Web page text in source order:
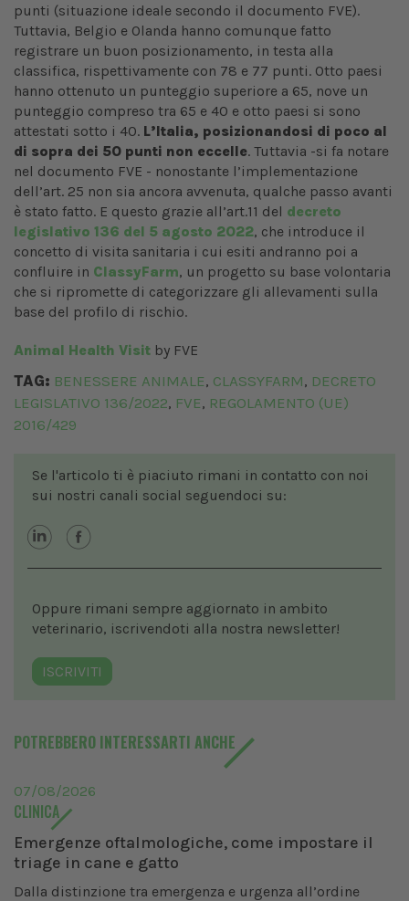
punti (situazione ideale secondo il documento FVE).
Tuttavia, Belgio e Olanda hanno comunque fatto
registrare un buon posizionamento, in testa alla
classifica, rispettivamente con 78 e 77 punti. Otto paesi
hanno ottenuto un punteggio superiore a 65, nove un
punteggio compreso tra 65 e 40 e otto paesi si sono
attestati sotto i 40. L’Italia, posizionandosi di poco al
di sopra dei 50 punti non eccelle. Tuttavia -si fa notare
nel documento FVE - nonostante l’implementazione
dell’art. 25 non sia ancora avvenuta, qualche passo avanti
è stato fatto. E questo grazie all’art.11 del decreto
legislativo 136 del 5 agosto 2022, che introduce il
concetto di visita sanitaria i cui esiti andranno poi a
confluire in ClassyFarm, un progetto su base volontaria
che si ripromette di categorizzare gli allevamenti sulla
base del profilo di rischio.
Animal Health Visit by FVE
TAG: BENESSERE ANIMALE, CLASSYFARM, DECRETO
LEGISLATIVO 136/2022, FVE, REGOLAMENTO (UE)
2016/429
Se l'articolo ti è piaciuto rimani in contatto con noi
sui nostri canali social seguendoci su:
Oppure rimani sempre aggiornato in ambito
veterinario, iscrivendoti alla nostra newsletter!
ISCRIVITI
POTREBBERO INTERESSARTI ANCHE
07/08/2026
CLINICA
Emergenze oftalmologiche, come impostare il
triage in cane e gatto
Dalla distinzione tra emergenza e urgenza all’ordine